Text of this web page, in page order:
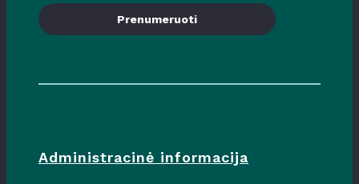
Prenumeruoti
Administracinė informacija